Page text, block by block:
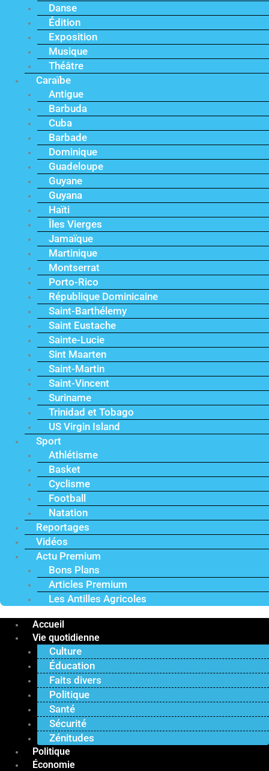
Danse
Édition
Exposition
Musique
Théâtre
Caraïbe
Antigue
Barbuda
Cuba
Barbade
Dominique
Guadeloupe
Guyane
Guyana
Haïti
Îles Vierges
Jamaïque
Martinique
Montserrat
Porto-Rico
République Dominicaine
Saint-Barthélemy
Saint Eustache
Sainte-Lucie
Sint Maarten
Saint-Martin
Saint-Vincent
Suriname
Trinidad et Tobago
US Virgin Island
Sport
Athlétisme
Basket
Cyclisme
Football
Natation
Reportages
Vidéos
Actu Premium
Bons Plans
Articles Premium
Les Antilles Agricoles
Accueil
Vie quotidienne
Culture
Éducation
Faits divers
Politique
Santé
Sécurité
Zénitudes
Politique
Économie